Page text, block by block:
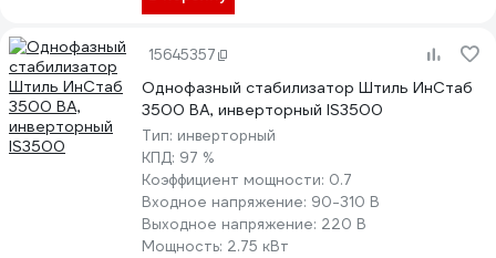
15645357
Однофазный стабилизатор Штиль ИнСтаб
3500 ВА, инверторный IS3500
Тип: инверторный
КПД: 97 %
Коэффициент мощности: 0.7
Входное напряжение: 90-310 В
Выходное напряжение: 220 В
Мощность: 2.75 кВт